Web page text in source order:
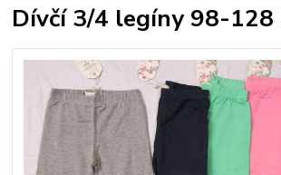
Dívčí 3/4 legíny 98-128